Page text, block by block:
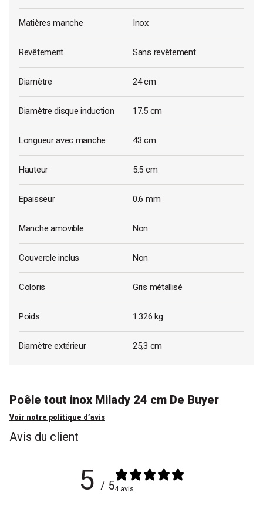
Matières manche Inox
Revêtement Sans revêtement
Diamètre 24 cm
Diamètre disque induction 17.5 cm
Longueur avec manche 43 cm
Hauteur 5.5 cm
Epaisseur 0.6 mm
Manche amovible Non
Couvercle inclus Non
Coloris Gris métallisé
Poids 1.326 kg
Diamètre extérieur 25,3 cm
Poêle tout inox Milady 24 cm De Buyer
Voir notre politique d’avis
Avis du client
5 / 54 avis